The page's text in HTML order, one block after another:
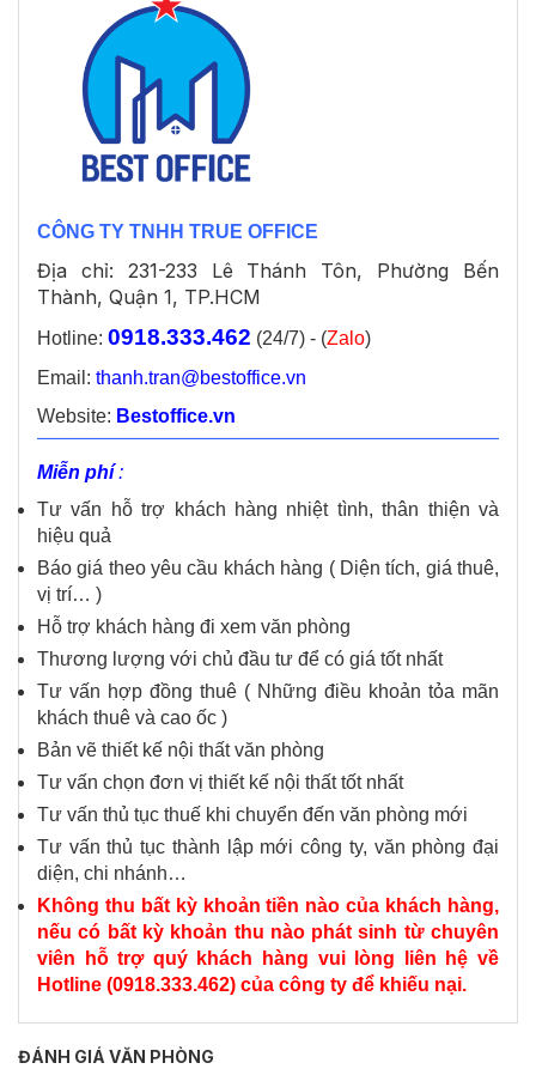
CÔNG TY TNHH TRUE OFFICE
Địa chỉ: 231-233 Lê Thánh Tôn, Phường Bến
Thành, Quận 1, TP.HCM
Hotline: 0918.333.462 (24/7) - (Zalo)
Email: thanh.tran@bestoffice.vn
Website: Bestoffice.vn
Miễn phí:
Tư vấn hỗ trợ khách hàng nhiệt tình, thân thiện và
hiệu quả
Báo giá theo yêu cầu khách hàng ( Diện tích, giá thuê,
vị trí… )
Hỗ trợ khách hàng đi xem văn phòng
Thương lượng với chủ đầu tư để có giá tốt nhất
Tư vấn hợp đồng thuê ( Những điều khoản tỏa mãn
khách thuê và cao ốc )
Bản vẽ thiết kế nội thất văn phòng
Tư vấn chọn đơn vị thiết kế nội thất tốt nhất
Tư vấn thủ tục thuế khi chuyển đến văn phòng mới
Tư vấn thủ tục thành lập mới công ty, văn phòng đại
diện, chi nhánh…
Không thu bất kỳ khoản tiền nào của khách hàng,
nếu có bất kỳ khoản thu nào phát sinh từ chuyên
viên hỗ trợ quý khách hàng vui lòng liên hệ về
Hotline (0918.333.462) của công ty để khiếu nại.
ĐÁNH GIÁ VĂN PHÒNG